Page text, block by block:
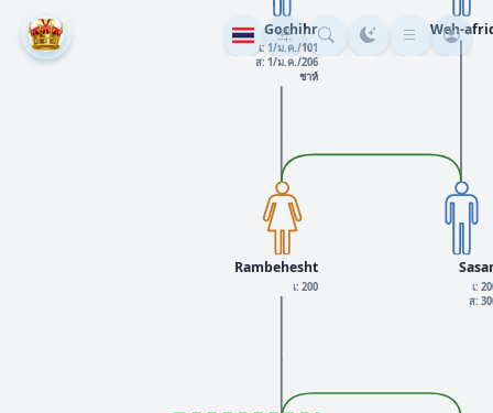
Rambehesht
เ: 200
Weh-
เ:
ส:
Gochihr
เ: 1/ม.ค./101
ส: 1/ม.ค./206
ชาห์